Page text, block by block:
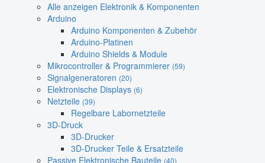
Alle anzeigen Elektronik & Komponenten
Arduino
Arduino Komponenten & Zubehör
Arduino-Platinen
Arduino Shields & Module
Mikrocontroller & Programmierer (59)
Signalgeneratoren (20)
Elektronische Displays (6)
Netzteile (39)
Regelbare Labornetzteile
3D-Druck
3D-Drucker
3D-Drucker Teile & Ersatzteile
Passive Elektronische Bauteile (40)